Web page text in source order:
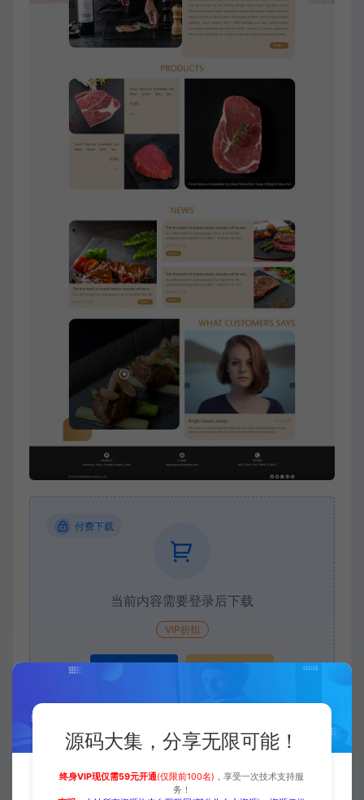
付费下载
当前内容需要登录后下载
VIP折扣
登录购买
源码大集，分享无限可能！
终身VIP现仅需59元开通(仅限前100名) ，享受一次技术支持服
务！